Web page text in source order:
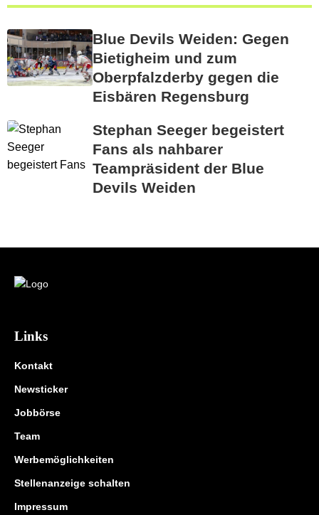
Blue Devils Weiden: Gegen
Bietigheim und zum
Oberpfalzderby gegen die
Eisbären Regensburg
Stephan Seeger begeistert
Fans als nahbarer
Teampräsident der Blue
Devils Weiden
Links
Kontakt
Newsticker
Jobbörse
Team
Werbemöglichkeiten
Stellenanzeige schalten
Impressum